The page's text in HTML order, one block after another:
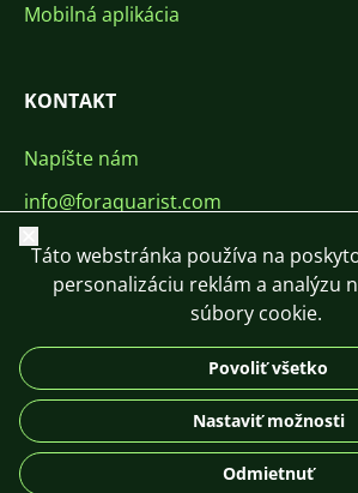
Mobilná aplikácia
KONTAKT
Napíšte nám
info@foraquarist.com
+420 603 449 602
©
Zavrieť
Táto webstránka používa na
personalizáciu reklám a analýzu
súbory cookie.
Povoliť všetko
Nastaviť možnosti
Odmietnuť